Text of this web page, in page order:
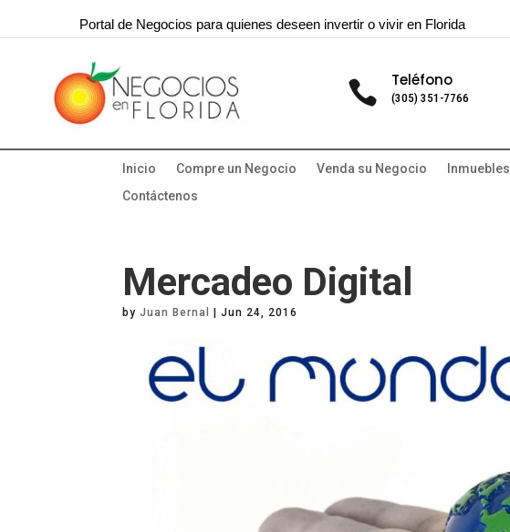
Portal de Negocios para quienes deseen invertir o vivir en Florida
 Teléfono
(305) 351-7766
Inicio Compre un Negocio Venda su Negocio Inmuebles
Contáctenos
Mercadeo Digital
byJuan Bernal |Jun 24, 2016